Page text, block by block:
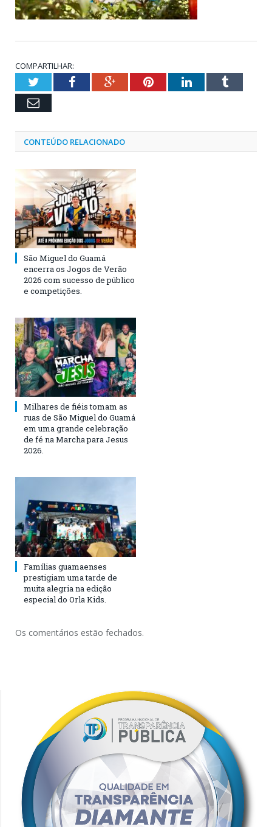
COMPARTILHAR:
TwitterFacebookGoogle+PinterestLinkedInTumblr
Email
CONTEÚDO RELACIONADO
São Miguel do Guamá
encerra os Jogos de Verão
2026 com sucesso de público
e competições.
Milhares de fiéis tomam as
ruas de São Miguel do Guamá
em uma grande celebração
de fé na Marcha para Jesus
2026.
Famílias guamaenses
prestigiam uma tarde de
muita alegria na edição
especial do Orla Kids.
Os comentários estão fechados.